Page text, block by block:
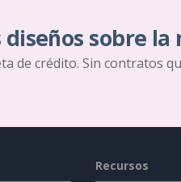
sobre la
de crédito. Sin contratos
Recursos